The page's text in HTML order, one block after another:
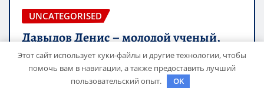
UNCATEGORISED
Давыдов Денис – молодой ученый,
чей вклад исследованиями в области
науки о материалах превзошел
ожидания, открывая новые
Этот сайт использует куки-файлы и другие технологии, чтобы
помочь вам в навигации, а также предоставить лучший
пользовательский опыт.
OK